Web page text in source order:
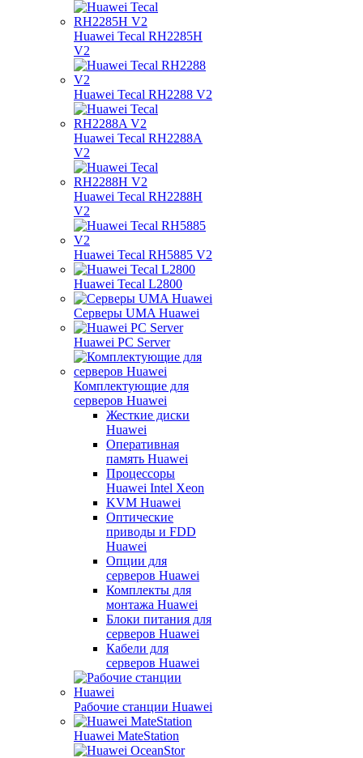
Huawei Tecal RH2285H
V2
Huawei Tecal RH2288 V2
Huawei Tecal RH2288A
V2
Huawei Tecal RH2288H
V2
Huawei Tecal RH5885 V2
Huawei Tecal L2800
Серверы UMA Huawei
Huawei PC Server
Комплектующие для
серверов Huawei
Жесткие диски
Huawei
Оперативная
память Huawei
Процессоры
Huawei Intel Xeon
KVM Huawei
Оптические
приводы и FDD
Huawei
Опции для
серверов Huawei
Комплекты для
монтажа Huawei
Блоки питания для
серверов Huawei
Кабели для
серверов Huawei
Рабочие станции Huawei
Huawei MateStation